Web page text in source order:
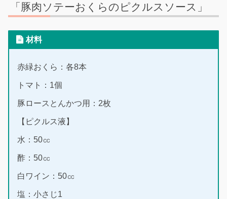
「豚肉ソテーおくらのピクルスソース」
材料
赤緑おくら：各8本
トマト：1個
豚ロースとんかつ用：2枚
【ピクルス液】
水：50㏄
酢：50㏄
白ワイン：50㏄
塩：小さじ1